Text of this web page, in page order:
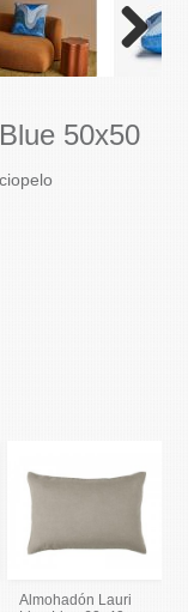
Next
50x50
Almohadón Lauri